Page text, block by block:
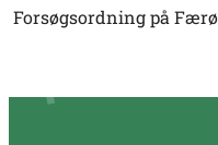
Forsøgsordning på